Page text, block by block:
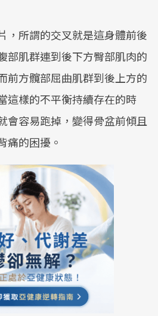
，所謂的交叉就是這身體前後
部肌群連到後下方臀部肌肉的
前方髖部屈曲肌群到後上方的
這樣的不平衡持續存在的時
會容易跑掉，變得骨盆前傾且
痛的困擾。